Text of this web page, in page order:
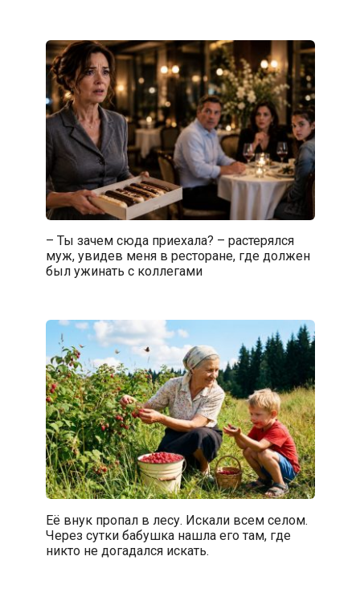
– Ты зачем сюда приехала? – растерялся
муж, увидев меня в ресторане, где должен
был ужинать с коллегами
Её внук пропал в лесу. Искали всем селом.
Через сутки бабушка нашла его там, где
никто не догадался искать.